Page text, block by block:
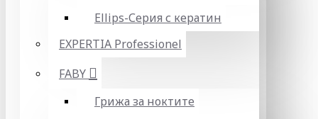
Ellips-Серия с кератин
EXPERTIA Professionel
FABY
Грижа за ноктите